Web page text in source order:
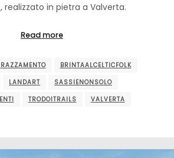
realizzato in pietra a Valverta.
Read more
BRINTAALCELTICFOLK
LANDART
SASSIENONSOLO
TRODOITRAILS VALVERTA